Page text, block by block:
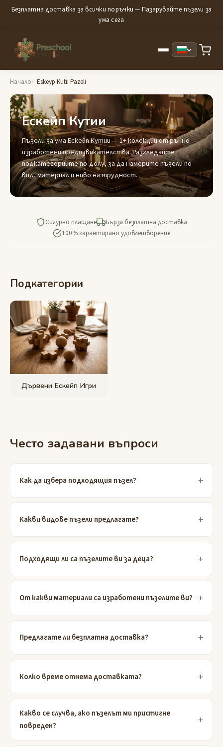
Безплатна доставка за всички поръчки — Пазарувайте пъзели за
ума сега
Начало Eskeyp Kutii Pazeli
Ескейп Кутии
Пъзели за ума Ескейп Кутии — 1+ колекции от ръчно
изработени предизвикателства. Разгледайте
подкатегориите по-долу, за да намерите пъзели по
вид, материал и ниво на трудност.
Сигурно плащане
Бърза безплатна доставка
100% гарантирано удовлетворение
Подкатегории
Дървени Ескейп Игри
Често задавани въпроси
Как да избера подходящия пъзел?
Какви видове пъзели предлагате?
Подходящи ли са пъзелите ви за деца?
От какви материали са изработени пъзелите ви?
Предлагате ли безплатна доставка?
Колко време отнема доставката?
Какво се случва, ако пъзелът ми пристигне
повреден?